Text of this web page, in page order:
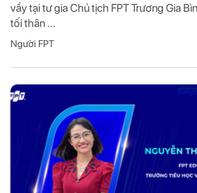
vầy tại tư gia Chủ tịch FPT Trương Gia
tối thân ...
Người FPT